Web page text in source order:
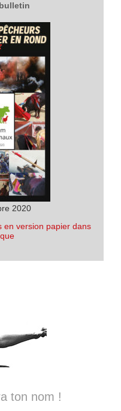
2020
en version papier dans
ton nom !